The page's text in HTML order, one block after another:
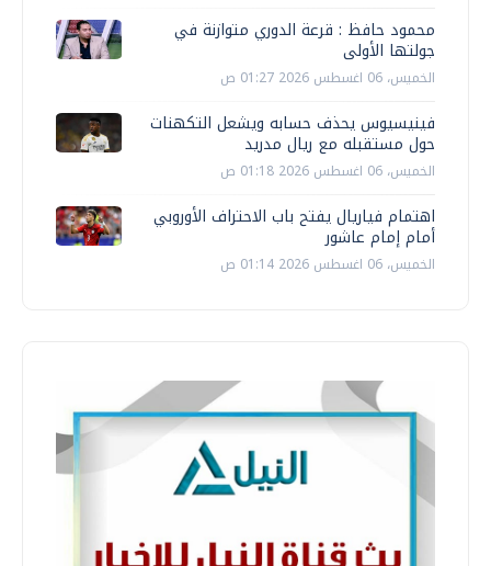
محمود حافظ : قرعة الدوري متوازنة في
جولتها الأولى
الخميس، 06 اغسطس 2026 01:27 ص
فينيسيوس يحذف حسابه ويشعل التكهنات
حول مستقبله مع ريال مدريد
الخميس، 06 اغسطس 2026 01:18 ص
اهتمام فياريال يفتح باب الاحتراف الأوروبي
أمام إمام عاشور
الخميس، 06 اغسطس 2026 01:14 ص